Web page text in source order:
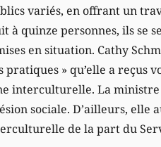
variés, en offrant un
à quinze personnes, ils se
en situation. Cathy
pratiques » qu’elle a reçus
interculturelle. La ministre
sociale. D’ailleurs,
de la part du